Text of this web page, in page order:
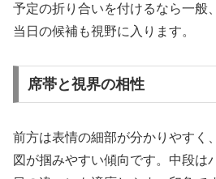
予定の折り合いを付けるなら一般
当日の候補も視野に入ります。
席帯と視界の相性
前方は表情の細部が分かりやすく
図が掴みやすい傾向です。中段は